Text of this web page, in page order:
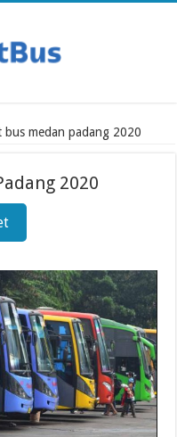
medan padang 2020
2020